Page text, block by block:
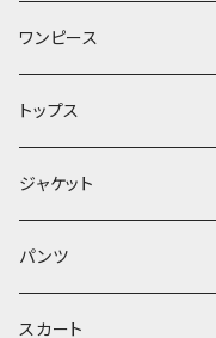
ワンピース
トップス
ジャケット
パンツ
スカート